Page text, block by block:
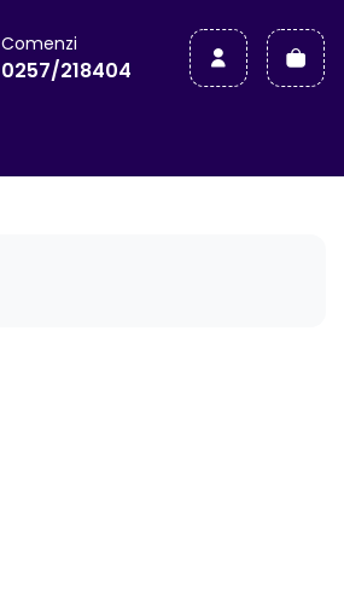
Comenzi
0257/218404